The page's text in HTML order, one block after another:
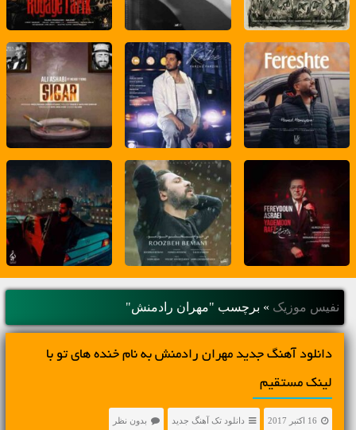
نفیس موزیک » برچسب "مهران رادمنش"
دانلود آهنگ جديد مهران رادمنش به نام خنده های تو با
لینک مستقیم
16 اکتبر 2017 دانلود تک آهنگ جدید بدون نظر